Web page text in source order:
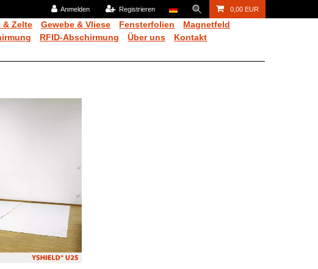
Anmelden Registrieren 0,00 EUR
& Zelte Gewebe & Vliese Fensterfolien
Magnetfeld
RFID-Abschirmung Über uns
Kontakt